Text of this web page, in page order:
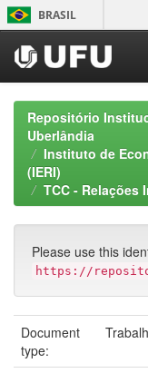
Skip
navigation
BRASIL
Repositório
Uberlândia
Instituto de
(IERI)
TCC - Relações
Please use this
https://
Document
type: